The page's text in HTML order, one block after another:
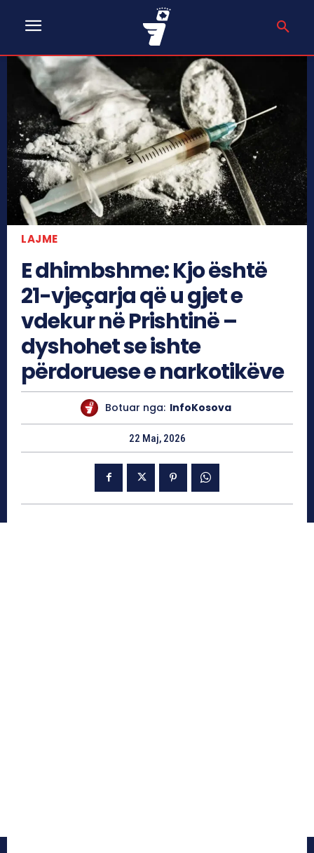
LAJME
E dhimbshme: Kjo është
21-vjeçarja që u gjet e
vdekur në Prishtinë –
dyshohet se ishte
përdoruese e narkotikëve
Botuar nga: InfoKosova
22 Maj, 2026